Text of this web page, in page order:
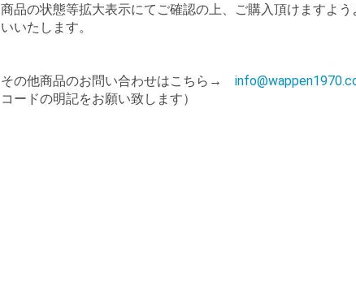
商品の状態等拡大表示にてご確認の上、ご購入頂けますよ
いいたします。
その他商品のお問い合わせはこちら→
コードの明記をお願い致します）